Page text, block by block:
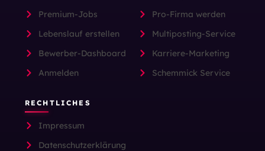
Premium-Jobs
Lebenslauf erstellen
Bewerber-Dashboard
Anmelden
Pro-Firma werden
Multiposting-Service
Karriere-Marketing
Schemmick Service
RECHTLICHES
Impressum
Datenschutzerklärung